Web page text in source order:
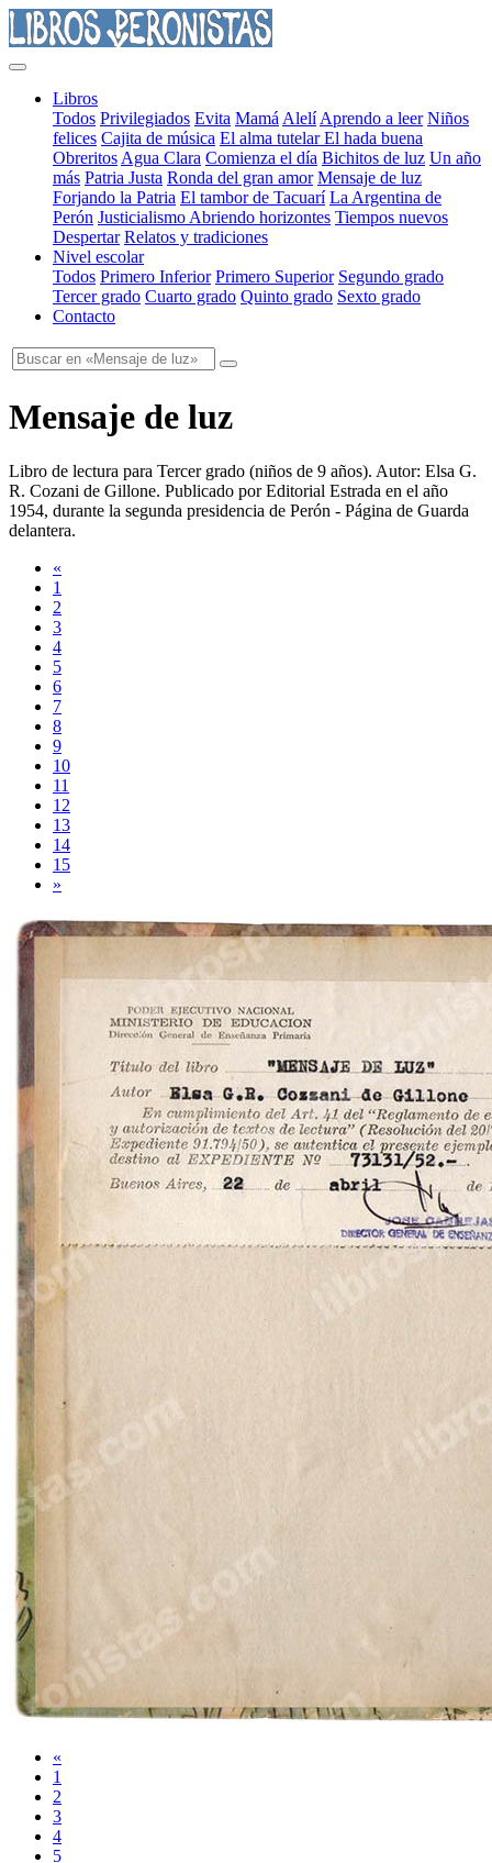
Libros
Todos Privilegiados Evita Mamá Alelí Aprendo a leer Niños
felices Cajita de música El alma tutelarEl hada buena
Obreritos Agua Clara Comienza el día Bichitos de luz Un año
más Patria Justa Ronda del gran amor Mensaje de luz
Forjando la Patria El tambor de Tacuarí La Argentina de
Perón Justicialismo Abriendo horizontes Tiempos nuevos
Despertar Relatos y tradiciones
Nivel escolar
Todos Primero Inferior Primero Superior Segundo grado
Tercer grado Cuarto grado Quinto grado Sexto grado
Contacto
Mensaje de luz
Libro de lectura para Tercer grado (niños de 9 años). Autor: Elsa G.
R. Cozani de Gillone. Publicado porEditorial Estrada en el año
1954, durante la segunda presidencia de Perón - Página de Guarda
delantera.
«
1
2
3
4
5
6
7
8
9
10
11
12
13
14
15
»
«
1
2
3
4
5